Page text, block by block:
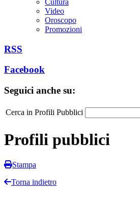
Video
Oroscopo
Promozioni
RSS
Facebook
Seguici anche su:
Cerca in Profili Pubblici
Profili pubblici
Stampa
Torna indietro